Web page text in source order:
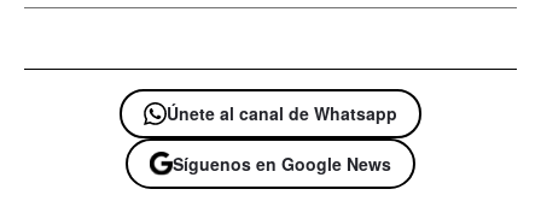
Únete al canal de Whatsapp
Síguenos en Google News